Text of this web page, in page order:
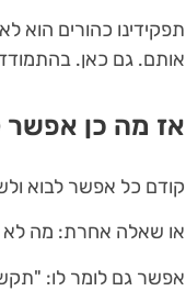
תפקידינו כהורים הוא
אותם. גם כאן.
אז מה כן
קודם כל אפשר לבוא
או שאלה אחרת: מה לא
אפשר גם לומר לו: